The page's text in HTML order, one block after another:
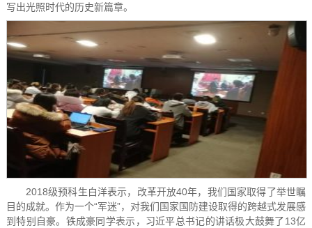
写出光照时代的历史新篇章。
2018级预科生白洋表示，改革开放40年，我们国家取得了举世瞩
目的成就。作为一个“军迷”，对我们国家国防建设取得的跨越式发展感
到特别自豪。铁成豪同学表示，习近平总书记的讲话极大鼓舞了13亿